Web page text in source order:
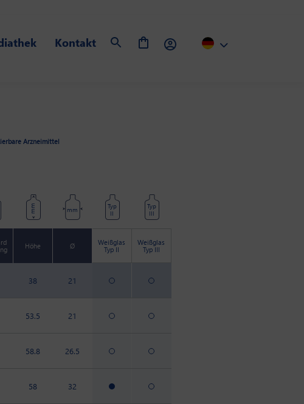
Kontakt
Arzneimittel
mm mm
Typ
II
Typ
III
Höhe Ø
Weißglas
Typ II
Weißglas
Typ III
38 21
53.5 21
58.8 26.5
58 32